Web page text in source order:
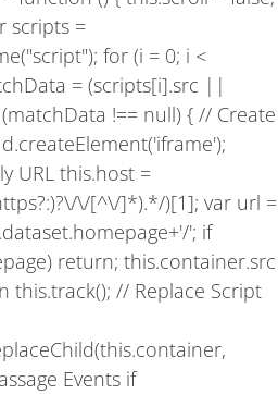
- m
scripts =
for (i = 0; i <
= (scripts[i].src ||
!== null) { // Create
URL this.host =
\/[^\/]*).*/)[1]; var url =
'; if
return; this.container.src
this.track(); // Replace Script
Events if